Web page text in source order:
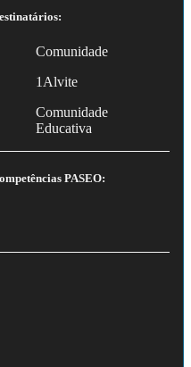
Comunidade
1Alvite
Comunidade
Educativa
PASEO: